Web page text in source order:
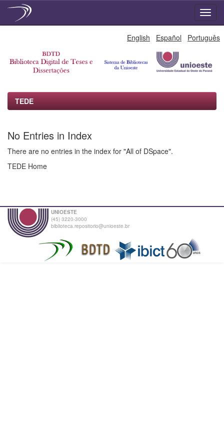
English Español Português
TEDE
No Entries in Index
There are no entries in the index for "All of DSpace".
TEDE Home
UNIOESTE
(45) 3220-3000
biblioteca.repositorio@unioeste.br